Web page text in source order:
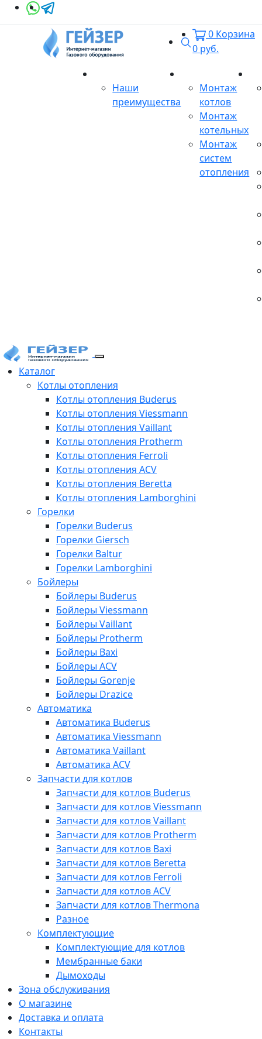
Поиск
0 Корзина
0 руб.
Наши
преимущества
Монтаж
котлов
Монтаж
котельных
Монтаж
систем
отопления
Каталог
Котлы отопления
Котлы отопления Buderus
Котлы отопления Viessmann
Котлы отопления Vaillant
Котлы отопления Protherm
Котлы отопления Ferroli
Котлы отопления ACV
Котлы отопления Beretta
Котлы отопления Lamborghini
Горелки
Горелки Buderus
Горелки Giersch
Горелки Baltur
Горелки Lamborghini
Бойлеры
Бойлеры Buderus
Бойлеры Viessmann
Бойлеры Vaillant
Бойлеры Protherm
Бойлеры Baxi
Бойлеры ACV
Бойлеры Gorenje
Бойлеры Drazice
Автоматика
Автоматика Buderus
Автоматика Viessmann
Автоматика Vaillant
Автоматика ACV
Запчасти для котлов
Запчасти для котлов Buderus
Запчасти для котлов Viessmann
Запчасти для котлов Vaillant
Запчасти для котлов Protherm
Запчасти для котлов Baxi
Запчасти для котлов Beretta
Запчасти для котлов Ferroli
Запчасти для котлов ACV
Запчасти для котлов Thermona
Разное
Комплектующие
Комплектующие для котлов
Мембранные баки
Дымоходы
Зона обслуживания
О магазине
Доставка и оплата
Контакты